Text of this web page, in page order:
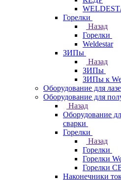
Горелки
Назад
Горелки
Weldestar
ЗИПы
Назад
ЗИПы
ЗИПы к
Оборудование для
Оборудование для
Назад
Оборудование
сварки
Горелки
Назад
Горелки
Горелки
Горелки
Наконечники